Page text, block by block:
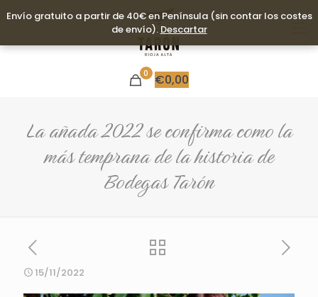
0 €0,00
La añada 2022 se confirma como la
más temprana de la historia de
Bodegas Tarón
15/11/2022
Envío gratuito a partir de 40€ en Península (sin contar los costes
de envío). Descartar
Envío gratuito a partir de 40€ en Península (sin contar los costes
de envío). Descartar